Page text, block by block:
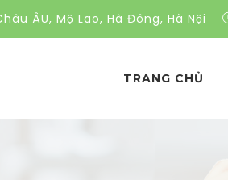
ÂU, Mộ Lao, Hà Đông, Hà Nội
TRANG CHỦ